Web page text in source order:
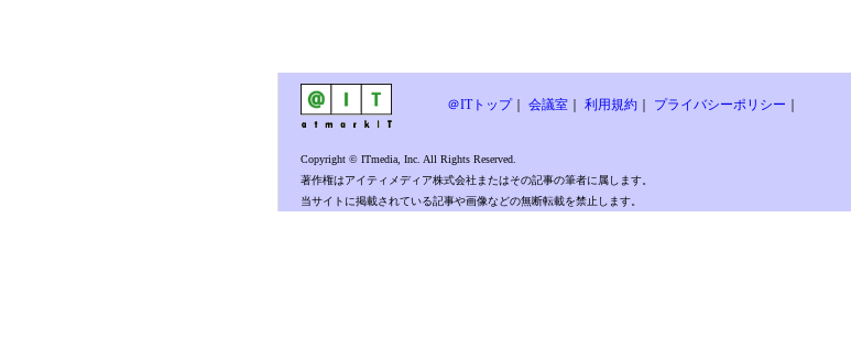
＠ITトップ｜ 会議室 利用規約 プライバシーポリシー
Copyright © ITmedia, Inc. All Rights Reserved.
著作権はアイティメディア株式会社またはその記事の筆者に属します。
当サイトに掲載されている記事や画像などの無断転載を禁止します。